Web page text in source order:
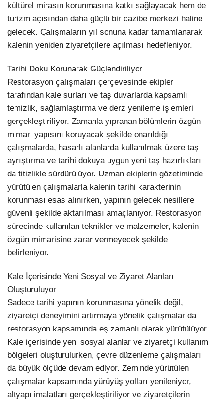
kültürel mirasın korunmasına katkı sağlayacak hem de
turizm açısından daha güçlü bir cazibe merkezi haline
gelecek. Çalışmaların yıl sonuna kadar tamamlanarak
kalenin yeniden ziyaretçilere açılması hedefleniyor.
Tarihi Doku Korunarak Güçlendiriliyor
Restorasyon çalışmaları çerçevesinde ekipler
tarafından kale surları ve taş duvarlarda kapsamlı
temizlik, sağlamlaştırma ve derz yenileme işlemleri
gerçekleştiriliyor. Zamanla yıpranan bölümlerin özgün
mimari yapısını koruyacak şekilde onarıldığı
çalışmalarda, hasarlı alanlarda kullanılmak üzere taş
ayrıştırma ve tarihi dokuya uygun yeni taş hazırlıkları
da titizlikle sürdürülüyor. Uzman ekiplerin gözetiminde
yürütülen çalışmalarla kalenin tarihi karakterinin
korunması esas alınırken, yapının gelecek nesillere
güvenli şekilde aktarılması amaçlanıyor. Restorasyon
sürecinde kullanılan teknikler ve malzemeler, kalenin
özgün mimarisine zarar vermeyecek şekilde
belirleniyor.
Kale İçerisinde Yeni Sosyal ve Ziyaret Alanları
Oluşturuluyor
Sadece tarihi yapının korunmasına yönelik değil,
ziyaretçi deneyimini artırmaya yönelik çalışmalar da
restorasyon kapsamında eş zamanlı olarak yürütülüyor.
Kale içerisinde yeni sosyal alanlar ve ziyaretçi kullanım
bölgeleri oluşturulurken, çevre düzenleme çalışmaları
da büyük ölçüde devam ediyor. Zeminde yürütülen
çalışmalar kapsamında yürüyüş yolları yenileniyor,
altyapı imalatları gerçekleştiriliyor ve ziyaretçilerin